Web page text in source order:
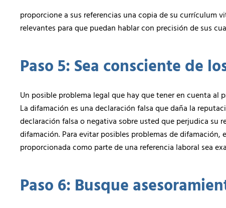
proporcione a sus referencias una copia de su currículum
relevantes para que puedan hablar con precisión de sus
Paso 5: Sea consciente de
Un posible problema legal que hay que tener en cuenta al
La difamación es una declaración falsa que daña la
declaración falsa o negativa sobre usted que perjudica su
difamación. Para evitar posibles problemas de
proporcionada como parte de una referencia laboral sea
Paso 6: Busque